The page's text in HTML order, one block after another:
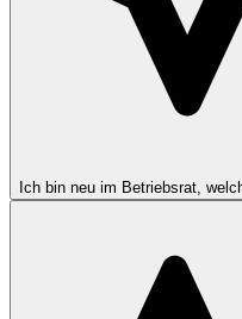
Ich bin neu im Betriebsrat,